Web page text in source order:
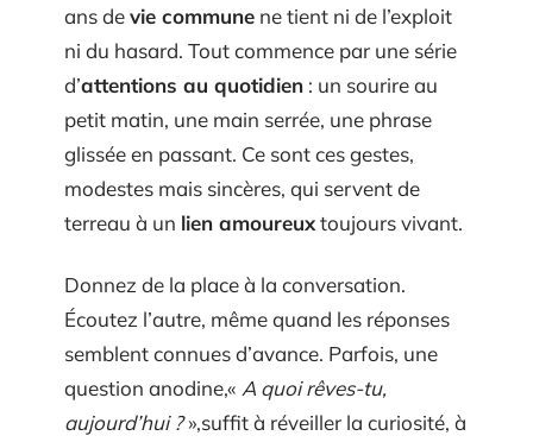
ans devie commune ne tient ni de l’exploit
ni du hasard. Tout commence par une série
d’attentions au quotidien : un sourire au
petit matin, une main serrée, une phrase
glissée en passant. Ce sont ces gestes,
modestes mais sincères, qui servent de
terreau à un lien amoureuxtoujours vivant.
Donnez de la place à la conversation.
Écoutez l’autre, même quand les réponses
semblent connues d’avance. Parfois, une
question anodine,« A quoi rêves-tu,
aujourd’hui ?»,suffit à réveiller la curiosité, à